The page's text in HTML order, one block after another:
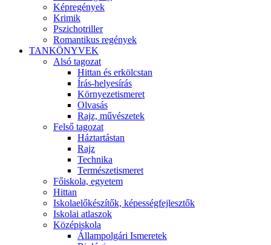
Képregények
Krimik
Pszichotriller
Romantikus regények
TANKÖNYVEK
Alsó tagozat
Hittan és erkölcstan
Írás-helyesírás
Környezetismeret
Olvasás
Rajz, művészetek
Felső tagozat
Háztartástan
Rajz
Technika
Természetismeret
Főiskola, egyetem
Hittan
Iskolaelőkészítők, képességfejlesztők
Iskolai atlaszok
Középiskola
Állampolgári Ismeretek